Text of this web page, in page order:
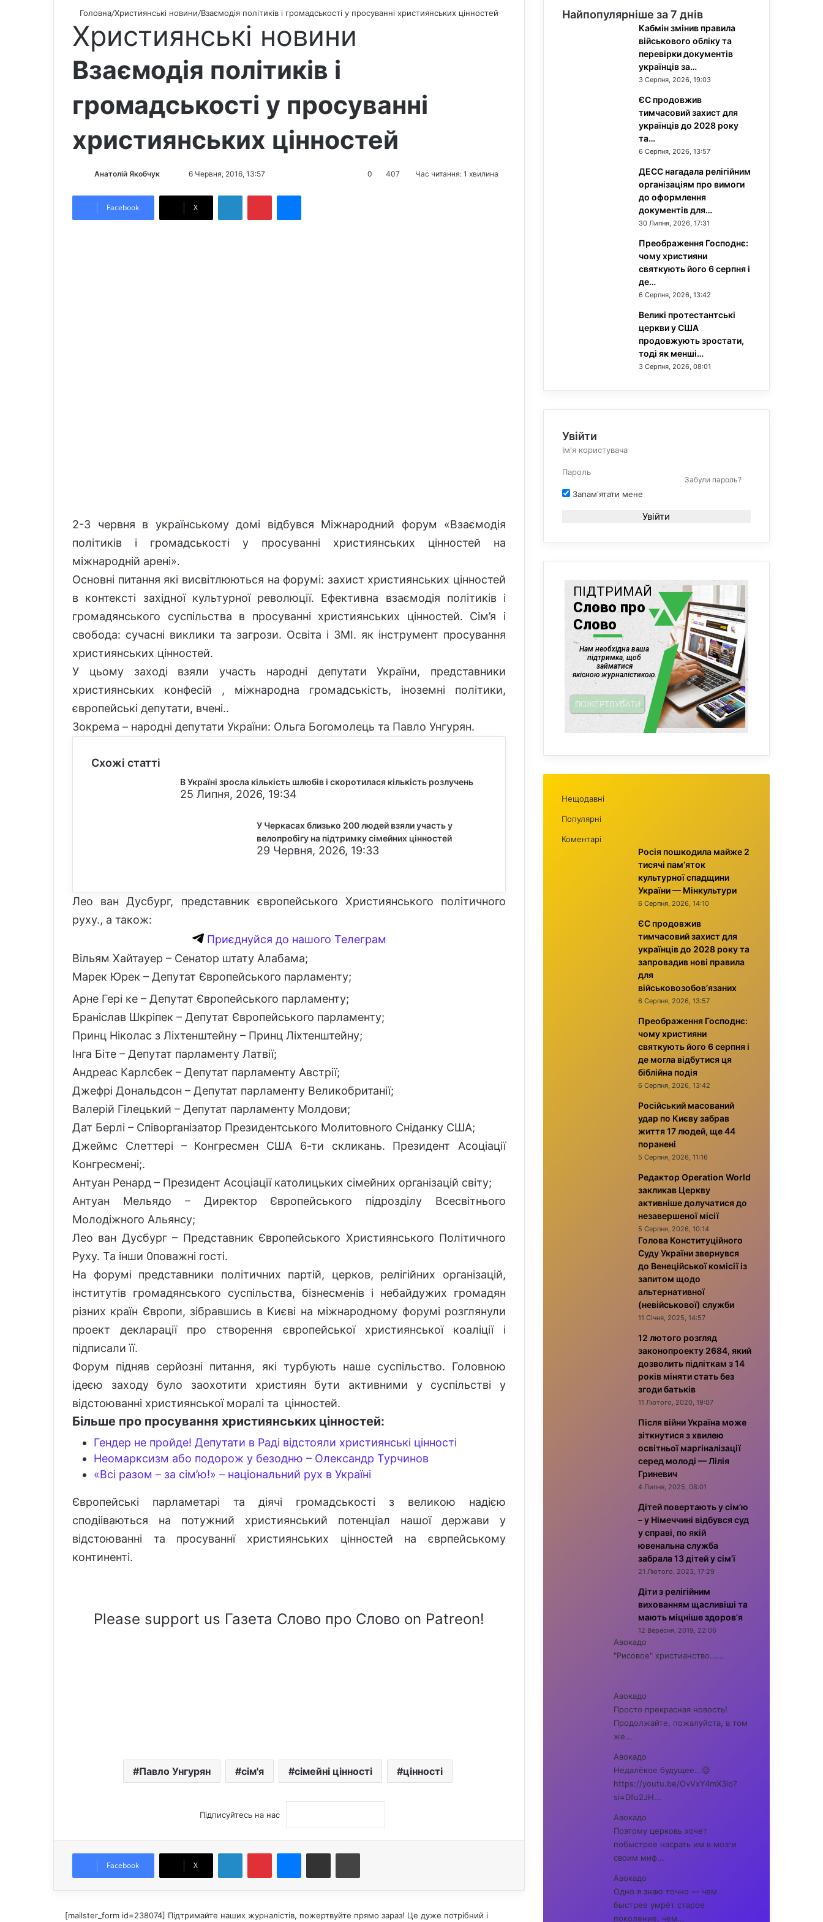
Головна/Християнські новини/Взаємодія політиків і громадськості у просуванні християнських цінностей
Християнські новини
Взаємодія політиків і
громадськості у просуванні
християнських цінностей
Анатолій Якобчук
l d
6 Червня, 2016, 13:57 0 407 Час читання: 1 хвилина
Facebook X
2-3 червня в українському домі відбувся Міжнародний форум «Взаємодія
політиків і громадськості у просуванні християнських цінностей на
міжнародній арені».
Основні питання які висвітлюються на форумі: захист християнських цінностей
в контексті західної культурної революції. Ефективна взаємодія політиків і
громадянського суспільства в просуванні християнських цінностей. Сім’я і
свобода: сучасні виклики та загрози. Освіта і ЗМІ. як інструмент просування
християнських цінностей.
У цьому заході взяли участь народні депутати України, представники
християнських конфесій , міжнародна громадськість, іноземні політики,
європейські депутати, вчені..
Зокрема – народні депутати України: Ольга Богомолець та Павло Унгурян.
Схожі статті
В Україні зросла кількість шлюбів і скоротилася кількість розлучень
25 Липня, 2026, 19:34
У Черкасах близько 200 людей взяли участь у
велопробігу на підтримку сімейних цінностей
29 Червня, 2026, 19:33
Лео ван Дусбург, представник європейського Християнського політичного
руху., а також:
Приєднуйся до нашого Телеграм
Вільям Хайтауер – Сенатор штату Алабама;
Марек Юрек – Депутат Європейського парламенту;
Арне Гері ке – Депутат Європейського парламенту;
Браніслав Шкріпек – Депутат Європейського парламенту;
Принц Ніколас з Ліхтенштейну – Принц Ліхтенштейну;
Інга Біте – Депутат парламенту Латвії;
Андреас Карлсбек – Депутат парламенту Австрії;
Джефрі Дональдсон – Депутат парламенту Великобританії;
Валерій Гілецький – Депутат парламенту Молдови;
Дат Берлі – Співорганізатор Президентського Молитовного Сніданку США;
Джеймс Слеттері – Конгресмен США 6-ти скликань. Президент Асоціації
Конгресмені;.
Антуан Ренард – Президент Асоціації католицьких сімейних організацій світу;
Антуан Мельядо – Директор Європейського підрозділу Всесвітнього
Молодіжного Альянсу;
Лео ван Дусбург – Представник Європейського Християнського Політичного
Руху. Та інши 0поважні гості.
На форумі представники політичних партій, церков, релігійних організацій,
інститутів громадянського суспільства, бізнесменів і небайдужих громадян
різних країн Європи, зібравшись в Києві на міжнародному форумі розглянули
проект декларації про створення європейської християнської коаліції і
підписали її.
Форум підняв серйозні питання, які турбують наше суспільство. Головною
ідеєю заходу було заохотити християн бути активними у суспільстві у
відстоюванні християнської моралі та цінностей.
Більше про просування християнських цінностей:
Гендер не пройде! Депутати в Раді відстояли християнські цінності
Неомарксизм або подорож у безодню – Олександр Турчинов
«Всі разом – за сім’ю!» – національний рух в Україні
Європейські парламетарі та діячі громадськості з великою надією
сподііваються на потужний християнський потенціал нашої держави у
відстоюванні та просуваннї християнських цінностей на єврпейському
континенті.
Please support us Газета Слово про Слово on Patreon!
Павло Унгурян сім'я сімейні цінності цінності
Підписуйтесь на нас
Facebook X
Поділитися електронною поштою
[mailster_form id=238074] Підтримайте наших журналістів, пожертвуйте прямо зараз! Це дуже потрібний і
Найпопулярніше за 7 днів
Кабмін змінив правила
військового обліку та
перевірки документів
українців за…
3 Серпня, 2026, 19:03
ЄС продовжив
тимчасовий захист для
українців до 2028 року
та…
6 Серпня, 2026, 13:57
ДЕСС нагадала релігійним
організаціям про вимоги
до оформлення
документів для…
30 Липня, 2026, 17:31
Преображення Господнє:
чому християни
святкують його 6 серпня і
де…
6 Серпня, 2026, 13:42
Великі протестантські
церкви у США
продовжують зростати,
тоді як менші…
3 Серпня, 2026, 08:01
Увійти
Забули пароль?
Запам'ятати мене
Увійти
Нещодавні
Популярні
Коментарі
Росія пошкодила майже 2
тисячі пам’яток
культурної спадщини
України — Мінкультури
6 Серпня, 2026, 14:10
ЄС продовжив
тимчасовий захист для
українців до 2028 року та
запровадив нові правила
для
військовозобов’язаних
6 Серпня, 2026, 13:57
Преображення Господнє:
чому християни
святкують його 6 серпня і
де могла відбутися ця
біблійна подія
6 Серпня, 2026, 13:42
Російський масований
удар по Києву забрав
життя 17 людей, ще 44
поранені
5 Серпня, 2026, 11:16
Редактор Operation World
закликав Церкву
активніше долучатися до
незавершеної місії
5 Серпня, 2026, 10:14
Голова Конституційного
Суду України звернувся
до Венеційської комісії із
запитом щодо
альтернативної
(невійськової) служби
11 Січня, 2025, 14:57
12 лютого розгляд
законопроекту 2684, який
дозволить підліткам з 14
років міняти стать без
згоди батьків
11 Лютого, 2020, 19:07
Після війни Україна може
зіткнутися з хвилею
освітньої маргіналізації
серед молоді — Лілія
Гриневич
4 Липня, 2025, 08:01
Дітей повертають у сім’ю
– у Німеччині відбувся суд
у справі, по якій
ювенальна служба
забрала 13 дітей у сім’ї
21 Лютого, 2023, 17:29
Діти з релігійним
вихованням щасливіші та
мають міцніше здоров’я
12 Вересня, 2019, 22:06
Авокадо
"Рисовое" христианство......
Авокадо
Просто прекрасная новость!
Продолжайте, пожалуйста, в том
же...
Авокадо
Недалёкое будущее...😉
https://youtu.be/OvVxY4mX3io?
si=Dfu2JH...
Авокадо
Поэтому церковь хочет
побыстрее насрать им в мозги
своим миф...
Авокадо
Одно я знаю точно — чем
быстрее умрёт старое
поколение, чем...